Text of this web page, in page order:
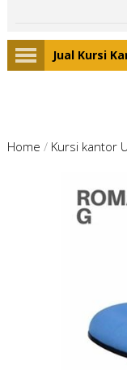
Jual Kursi
Home / Kursi kantor